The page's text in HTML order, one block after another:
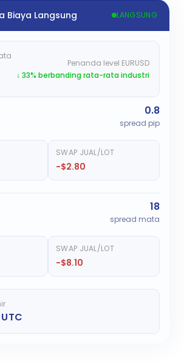
Biaya Langsung LANGSUNG
Penanda level EURUSD
↓ 33% berbanding rata-rata industri
0.8
spread pip
SWAP JUAL/LOT
-$2.80
18
spread mata
SWAP JUAL/LOT
-$8.10